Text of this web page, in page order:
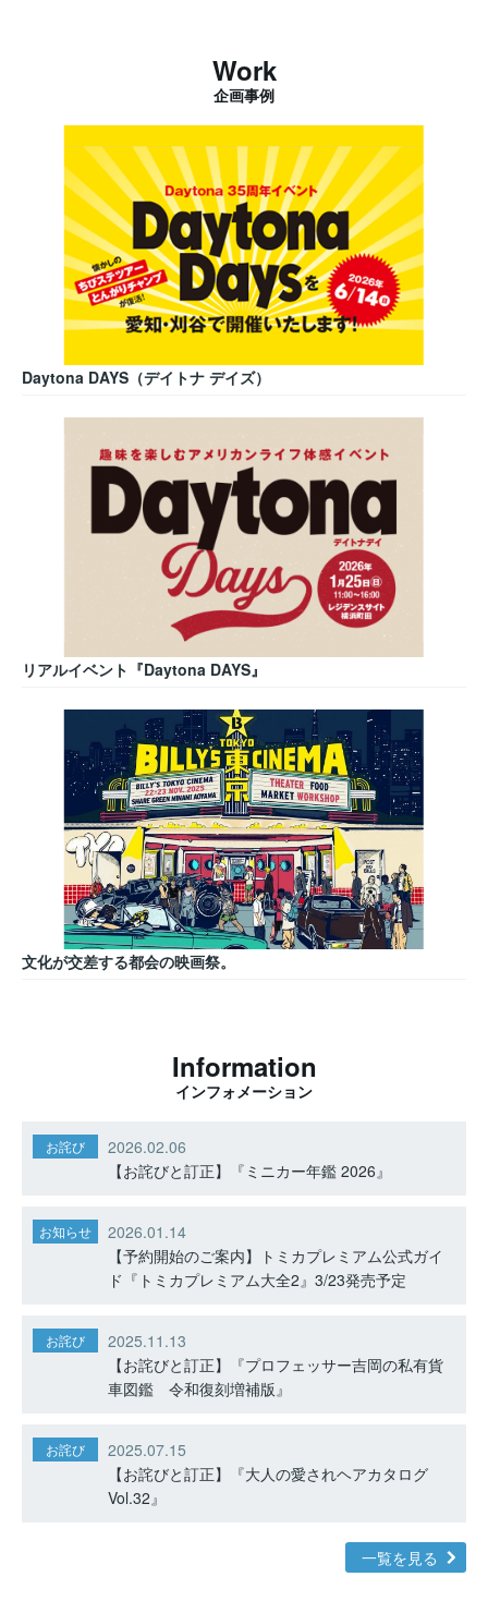
Work
企画事例
Daytona DAYS（デイトナ デイズ）
リアルイベント『Daytona DAYS』
文化が交差する都会の映画祭。
Information
インフォメーション
お詫び
2026.02.06
【お詫びと訂正】『ミニカー年鑑 2026』
お知らせ
2026.01.14
【予約開始のご案内】トミカプレミアム公式ガイ
ド『トミカプレミアム大全2』3/23発売予定
お詫び
2025.11.13
【お詫びと訂正】『プロフェッサー吉岡の私有貨
車図鑑 令和復刻増補版』
お詫び
2025.07.15
【お詫びと訂正】『大人の愛されヘアカタログ
Vol.32』
一覧を見る